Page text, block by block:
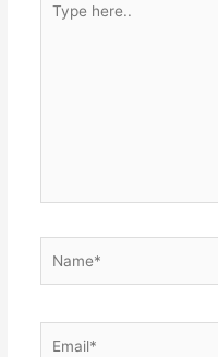
here..